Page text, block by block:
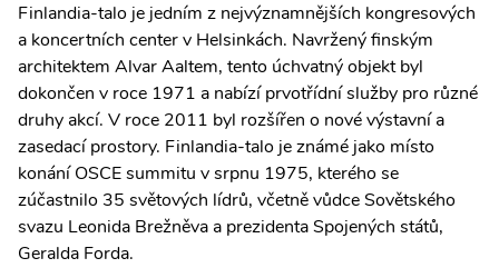
Finlandia-talo je jedním z nejvýznamnějších kongresových
a koncertních center v Helsinkách. Navržený finským
architektem Alvar Aaltem, tento úchvatný objekt byl
dokončen v roce 1971 a nabízí prvotřídní služby pro různé
druhy akcí. V roce 2011 byl rozšířen o nové výstavní a
zasedací prostory. Finlandia-talo je známé jako místo
konání OSCE summitu v srpnu 1975, kterého se
zúčastnilo 35 světových lídrů, včetně vůdce Sovětského
svazu Leonida Brežněva a prezidenta Spojených států,
Geralda Forda.